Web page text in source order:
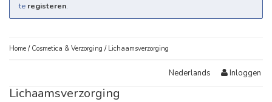
te registeren.
Home / Cosmetica & Verzorging / Lichaamsverzorging
Nederlands Inloggen
Lichaamsverzorging